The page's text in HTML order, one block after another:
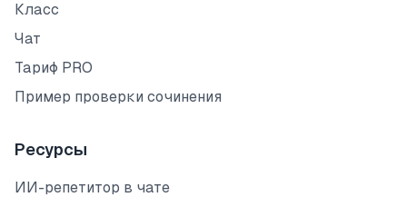
Класс
Чат
Тариф PRO
Пример проверки сочинения
Ресурсы
ИИ-репетитор в чате